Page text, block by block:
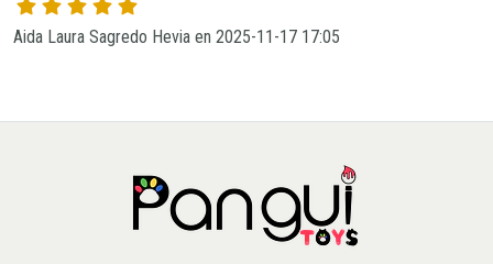
Aida Laura Sagredo Hevia en 2025-11-17 17:05